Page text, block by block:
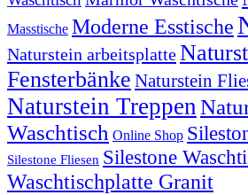
Masstische Moderne Esstische
Naturstein arbeitsplatte
Fensterbänke Naturstein
Naturstein Treppen
Waschtisch Online Shop
Silestone Fliesen Silestone
Waschtischplatte Granit